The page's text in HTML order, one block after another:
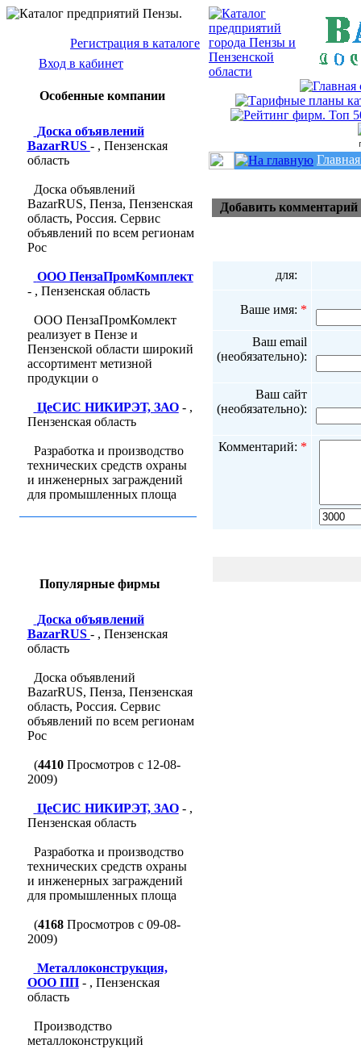
Регистрация в каталоге
Вход в кабинет
Особенные компании
Доска объявлений
BazarRUS - , Пензенская
область
Доска объявлений
BazarRUS, Пенза, Пензенская
область, Россия. Сервис
объявлений по всем регионам
Рос
ООО ПензаПромКомплект
- , Пензенская область
ООО ПензаПромКомлект
реализует в Пензе и
Пензенской области широкий
ассортимент метизной
продукции о
ЦеСИС НИКИРЭТ, ЗАО- ,
Пензенская область
Разработка и производство
технических средств охраны
и инженерных заграждений
для промышленных площа
Популярные фирмы
Доска объявлений
BazarRUS - , Пензенская
область
Доска объявлений
BazarRUS, Пенза, Пензенская
область, Россия. Сервис
объявлений по всем регионам
Рос
(4410Просмотров с 12-08-
2009)
ЦеСИС НИКИРЭТ, ЗАО- ,
Пензенская область
Разработка и производство
технических средств охраны
и инженерных заграждений
для промышленных площа
(4168Просмотров с 09-08-
2009)
Металлоконструкция,
ООО ПП- , Пензенская
область
Производство
металлоконструкций
Главная
Добавить комментарий
для:
Ваше имя: *
Ваш email
(необязательно):
Ваш сайт
(необязательно):
Комментарий: *